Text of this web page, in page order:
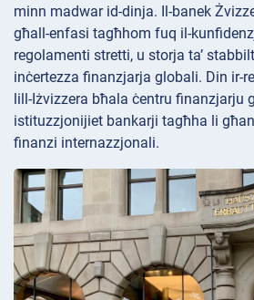
minn madwar id-dinja. Il-banek
għall-enfasi tagħhom fuq il-
regolamenti stretti, u storja ta’
inċertezza finanzjarja globali. Din ir-
lill-Iżvizzera bħala ċentru finanzjarju
istituzzjonijiet bankarji tagħha li
finanzi internazzjonali.